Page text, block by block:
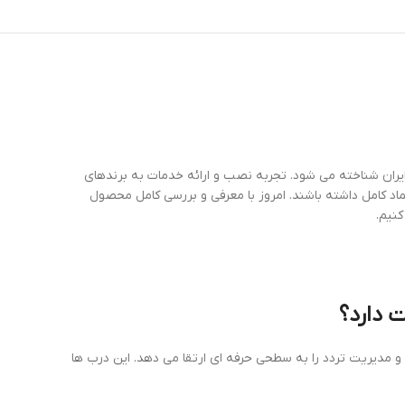
شناخته می شود. تجربه نصب و ارائه خدمات به برندهای
کامل داشته باشند. امروز با معرفی و بررسی کامل محصول
مدیریت تردد را به سطحی حرفه ای ارتقا می دهد. این درب ها